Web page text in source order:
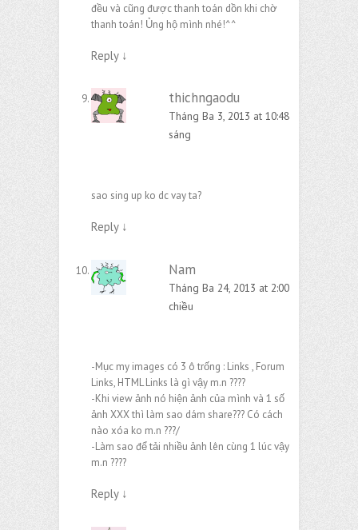
đều và cũng được thanh toán dồn khi chờ
thanh toán! Ủng hộ mình nhé!^^
Reply ↓
thichngaodu
Tháng Ba 3, 2013 at 10:48
sáng
sao sing up ko dc vay ta?
Reply ↓
Nam
Tháng Ba 24, 2013 at 2:00
chiều
-Mục my images có 3 ô trống : Links , Forum
Links, HTML Links là gì vậy m.n ????
-Khi view ảnh nó hiện ảnh của mình và 1 số
ảnh XXX thì làm sao dám share??? Có cách
nào xóa ko m.n ???/
-Làm sao để tải nhiều ảnh lên cùng 1 lúc vậy
m.n ????
Reply ↓